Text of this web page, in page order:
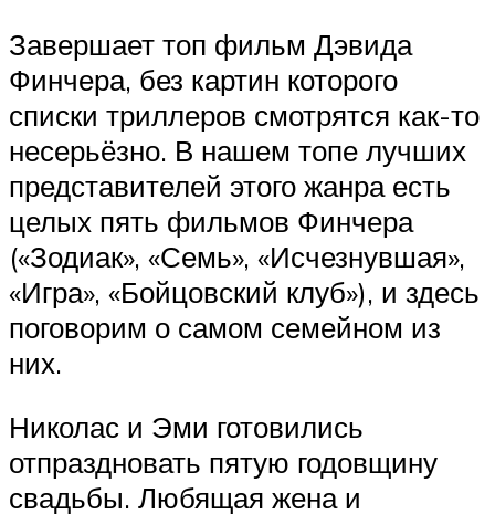
Завершает топ фильм Дэвида
Финчера, без картин которого
списки триллеров смотрятся как-то
несерьёзно. В нашем топе лучших
представителей этого жанра есть
целых пять фильмов Финчера
(«Зодиак», «Семь», «Исчезнувшая»,
«Игра», «Бойцовский клуб»), и здесь
поговорим о самом семейном из
них.
Николас и Эми готовились
отпраздновать пятую годовщину
свадьбы. Любящая жена и